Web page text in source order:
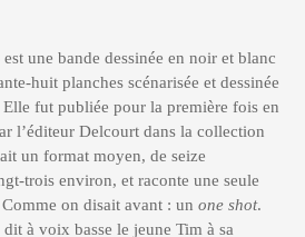
une bande dessinée en noir et blanc
huit planches scénarisée et dessinée
fut publiée pour la première fois en
l’éditeur Delcourt dans la collection
un format moyen, de seize
trois environ, et raconte une seule
on disait avant : un one shot.
dit à voix basse le jeune Tim à sa